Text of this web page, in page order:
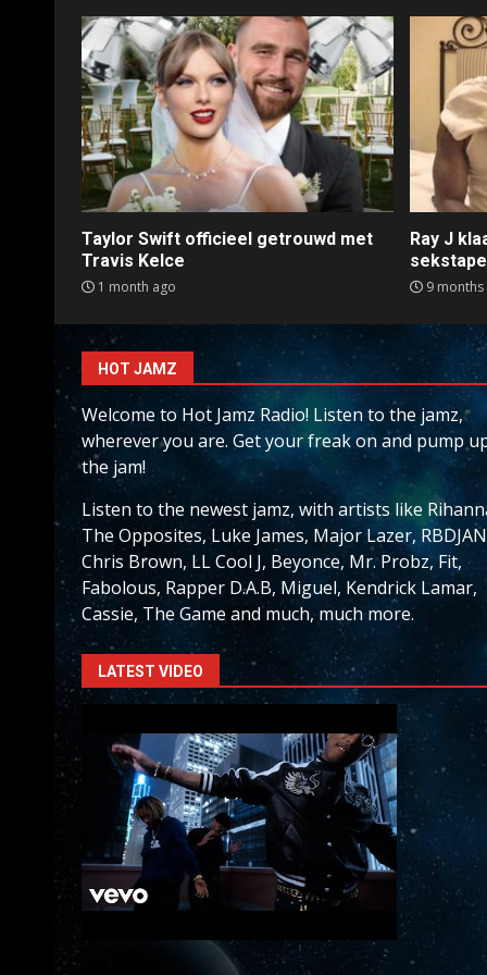
Taylor Swift officieel getrouwd met
Travis Kelce
1 month ago
Ray J
sekstape
9 months
HOT JAMZ
Welcome to Hot Jamz Radio! Listen to the jamz,
wherever you are. Get your freak on and pump
the jam!
Listen to the newest jamz, with artists like
The Opposites, Luke James, Major Lazer,
Chris Brown, LL Cool J, Beyonce, Mr. Probz, Fit,
Fabolous, Rapper D.A.B, Miguel, Kendrick Lamar,
Cassie, The Game and much, much more.
LATEST VIDEO